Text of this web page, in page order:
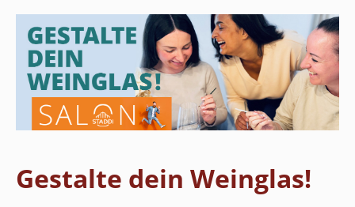
Gestalte dein Weinglas!